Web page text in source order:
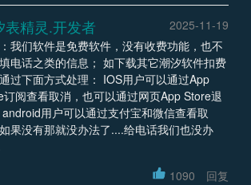
表精灵.开发者
2025-11-19
我们软件是免费软件，没有收费功能，也不
电话之类的信息； 如下载其它潮汐软件扣费
过下面方式处理： IOS用户可以通过App
订阅查看取消，也可以通过网页App Store退
用户可以通过支付宝和微信查看取
果没有那就没办法了....给电话我们也没办
1090 回复